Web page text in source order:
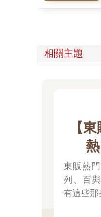
相關主題
【
東販熱
列、百
有這些那